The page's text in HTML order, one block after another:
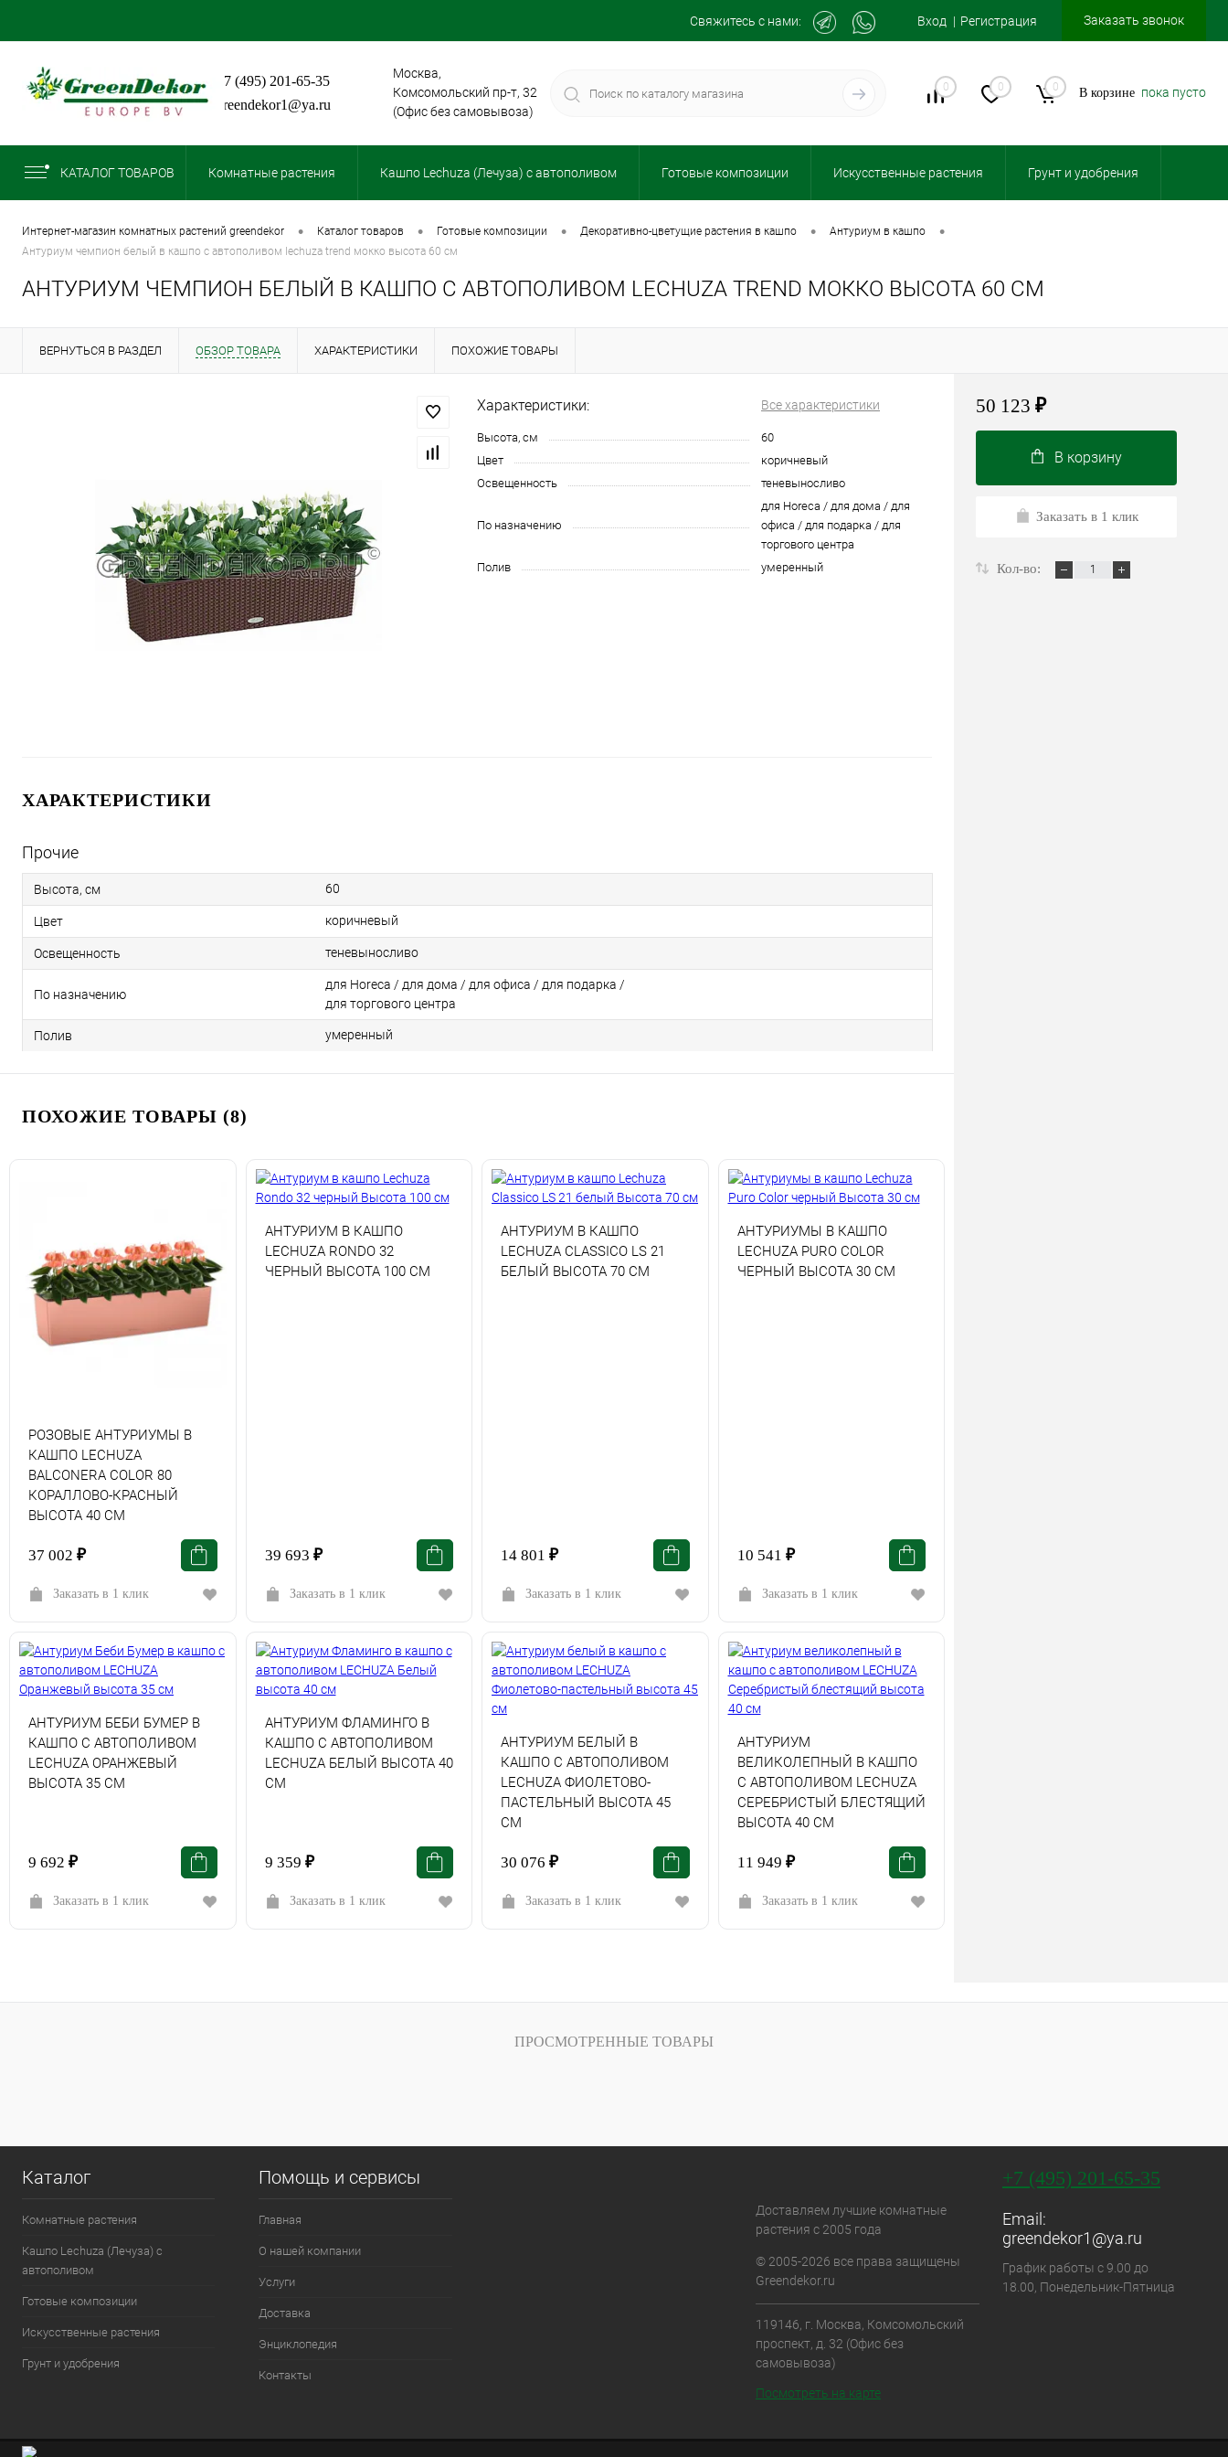
Свяжитесь с нами: Вход Регистрация Заказать звонок
+7 (495) 201-65-35
greendekor1@ya.ru
Москва,
Комсомольский пр-т, 32
(Офис без самовывоза)
0 0 0 В корзине пока пусто
КАТАЛОГ ТОВАРОВ Комнатные растения Кашпо Lechuza (Лечуза) с автополивом Готовые композиции Искусственные растения Грунт и удобрения
интернет-магазин комнатных растений greendekor • каталог товаров • готовые композиции • декоративно-цветущие растения в кашпо • антуриум в кашпо •
антуриум чемпион белый в кашпо с автополивом lechuza trend мокко высота 60 см
АНТУРИУМ ЧЕМПИОН БЕЛЫЙ В КАШПО С АВТОПОЛИВОМ LECHUZA TREND МОККО ВЫСОТА 60 СМ
ВЕРНУТЬСЯ В РАЗДЕЛ ОБЗОР ТОВАРА ХАРАКТЕРИСТИКИ ПОХОЖИЕ ТОВАРЫ
Характеристики: Все характеристики
Высота, см
60
Цвет
коричневый
Освещенность
теневыносливо
По назначению
для Horeca / для дома / для
офиса / для подарка / для
торгового центра
Полив
умеренный
ХАРАКТЕРИСТИКИ
Прочие
Высота, см 60
Цвет коричневый
Освещенность теневыносливо
По назначению
для Horeca / для дома / для офиса / для подарка /
для торгового центра
Полив умеренный
ПОХОЖИЕ ТОВАРЫ (8)
РОЗОВЫЕ АНТУРИУМЫ В
КАШПО LECHUZA
BALCONERA COLOR 80
КОРАЛЛОВО-КРАСНЫЙ
ВЫСОТА 40 СМ
37 002 ₽
Заказать в 1 клик
АНТУРИУМ В КАШПО
LECHUZA RONDO 32
ЧЕРНЫЙ ВЫСОТА 100 СМ
39 693 ₽
Заказать в 1 клик
АНТУРИУМ В КАШПО
LECHUZA CLASSICO LS 21
БЕЛЫЙ ВЫСОТА 70 СМ
14 801 ₽
Заказать в 1 клик
АНТУРИУМЫ В КАШПО
LECHUZA PURO COLOR
ЧЕРНЫЙ ВЫСОТА 30 СМ
10 541 ₽
Заказать в 1 клик
АНТУРИУМ БЕБИ БУМЕР В
КАШПО С АВТОПОЛИВОМ
LECHUZA ОРАНЖЕВЫЙ
ВЫСОТА 35 СМ
9 692 ₽
Заказать в 1 клик
АНТУРИУМ ФЛАМИНГО В
КАШПО С АВТОПОЛИВОМ
LECHUZA БЕЛЫЙ ВЫСОТА 40
СМ
9 359 ₽
Заказать в 1 клик
АНТУРИУМ БЕЛЫЙ В
КАШПО С АВТОПОЛИВОМ
LECHUZA ФИОЛЕТОВО-
ПАСТЕЛЬНЫЙ ВЫСОТА 45
СМ
30 076 ₽
Заказать в 1 клик
АНТУРИУМ
ВЕЛИКОЛЕПНЫЙ В КАШПО
С АВТОПОЛИВОМ LECHUZA
СЕРЕБРИСТЫЙ БЛЕСТЯЩИЙ
ВЫСОТА 40 СМ
11 949 ₽
Заказать в 1 клик
50 123 ₽
В корзину
Заказать в 1 клик
Кол-во:
ПРОСМОТРЕННЫЕ ТОВАРЫ
Каталог
Комнатные растения
Кашпо Lechuza (Лечуза) с
автополивом
Готовые композиции
Искусственные растения
Грунт и удобрения
Помощь и сервисы
Главная
О нашей компании
Услуги
Доставка
Энциклопедия
Контакты
Доставляем лучшие комнатные
растения с 2005 года
© 2005-2026 все права защищены
Greendekor.ru
119146, г. Москва, Комсомольский
проспект, д. 32 (Офис без
самовывоза)
Посмотреть на карте
+7 (495) 201-65-35
Email:
greendekor1@ya.ru
График работы с 9.00 до
18.00, Понедельник-Пятница